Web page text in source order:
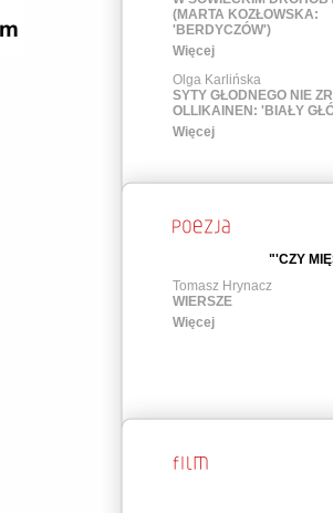
(MARTA KOZŁOWSKA:
'BERDYCZÓW')
Więcej
Olga Karlińska
SYTY GŁODNEGO NIE
OLLIKAINEN: 'BIAŁY
Więcej
"'CZY
Tomasz Hrynacz
WIERSZE
Więcej